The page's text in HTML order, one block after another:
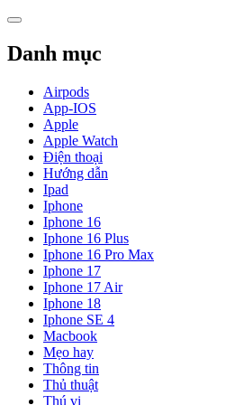
Skip
content
Danh mục
Airpods
App-IOS
Apple
Apple Watch
Điện thoại
Hướng dẫn
Ipad
Iphone
Iphone 16
Iphone 16 Plus
Iphone 16 Pro Max
Iphone 17
Iphone 17 Air
Iphone 18
Iphone SE 4
Macbook
Mẹo hay
Thông tin
Thủ thuật
Thú vị